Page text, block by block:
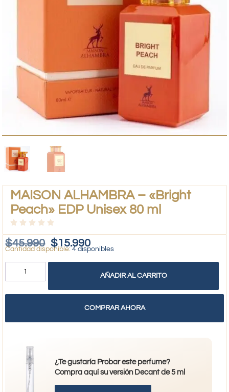
MAISON ALHAMBRA – «Bright
Peach» EDP Unisex 80 ml
$45.990 $15.990
4 disponibles
AÑADIR AL CARRITO
COMPRAR AHORA
¿Te gustaría Probar este perfume?
Compra aquí su versión Decant de 5 ml